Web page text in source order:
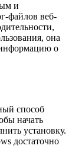
и
файлов веб-
она
о
способ
начать
установку.
достаточно